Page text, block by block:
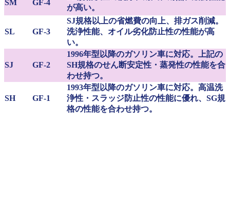
SM GF-4
が高い。
SL GF-3
SJ規格以上の省燃費の向上、排ガス削減。
洗浄性能、オイル劣化防止性の性能が高
い。
SJ GF-2
1996年型以降のガソリン車に対応。上記の
SH規格のせん断安定性・蒸発性の性能を合
わせ持つ。
SH GF-1
1993年型以降のガソリン車に対応。高温洗
浄性・スラッジ防止性の性能に優れ、SG規
格の性能を合わせ持つ。